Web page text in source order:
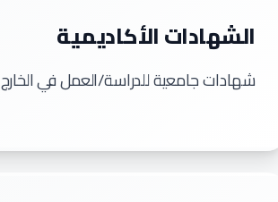
الشهادات الأكاديمية
شهادات جامعية للدراسة/العمل في الخارج